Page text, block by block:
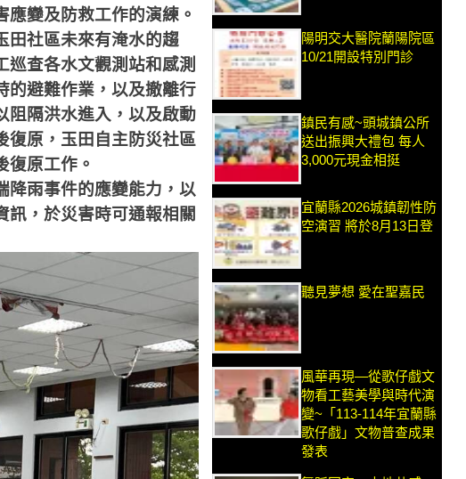
變及防救工作的演練。
田社區未來有淹水的趨
查各水文觀測站和感測
的避難作業，以及撤離行
阻隔洪水進入，以及啟動
復原，玉田自主防災社區
復原工作。
降雨事件的應變能力，以
訊，於災害時可通報相關
陽明交大醫院蘭陽院區
10/21開設特別門診
鎮民有感~頭城鎮公所
送出振興大禮包 每人
3,000元現金相挺
宜蘭縣2026城鎮韌性防
空演習 將於8月13日登
聽見夢想 愛在聖嘉民
風華再現—從歌仔戲文
物看工藝美學與時代演
變~「113-114年宜蘭縣
歌仔戲」文物普查成果
發表